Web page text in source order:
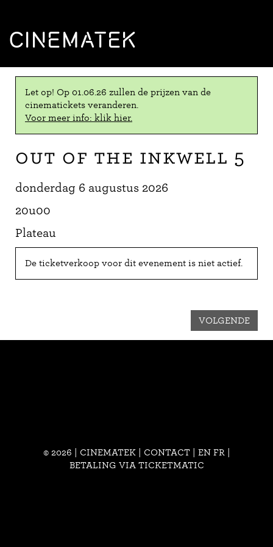
CINEMATEK
Let op! Op 01.06.26 zullen de prijzen van de
cinematickets veranderen.
Voor meer info: klik hier.
Out of the Inkwell 5
donderdag 6 augustus 2026
20u00
Plateau
De ticketverkoop voor dit evenement is niet actief.
VOLGENDE
© 2026 | CINEMATEK | CONTACT| EN FR
BETALING VIA TICKETMATIC